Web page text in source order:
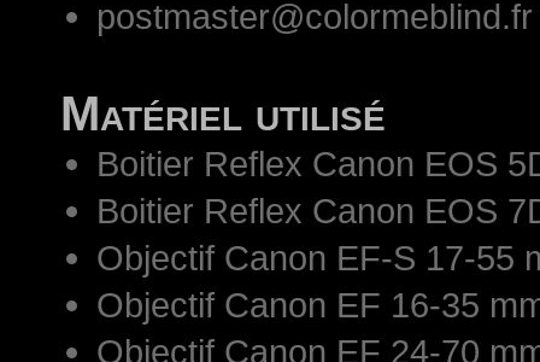
postmaster@colormeblind.fr
Matériel utilisé
Boitier Reflex Canon EOS
Boitier Reflex Canon EOS
Objectif Canon EF-S 17-55
Objectif Canon EF 16-35
Objectif Canon EF 24-70